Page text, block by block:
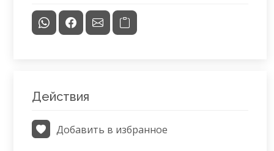
Действия
Добавить в избранное